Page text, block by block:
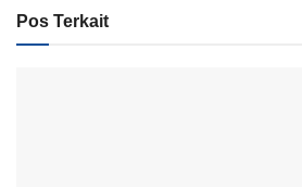
Pos Terkait